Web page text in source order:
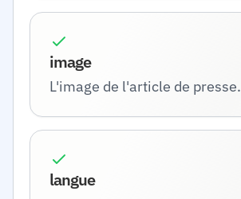
image
L'image de l'article de presse.
langue